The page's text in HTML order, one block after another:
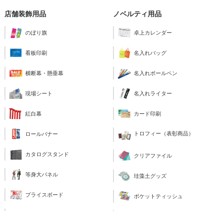
店舗装飾用品
のぼり旗
看板印刷
横断幕・懸垂幕
現場シート
紅白幕
ロールバナー
カタログスタンド
等身大パネル
プライスボード
ノベルティ用品
卓上カレンダー
名入れバッグ
名入れボールペン
名入れライター
カード印刷
トロフィー（表彰商品）
クリアファイル
珪藻土グッズ
ポケットティッシュ